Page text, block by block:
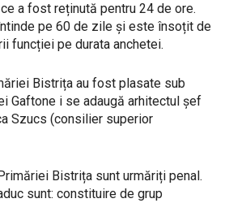
a fost reținută pentru 24 de ore.
pe 60 de zile și este însoțit de
funcției pe durata anchetei.
Bistrița au fost plasate sub
Gaftone i se adaugă arhitectul șef
Szucs (consilier superior
Bistrița sunt urmăriți penal.
sunt: constituire de grup